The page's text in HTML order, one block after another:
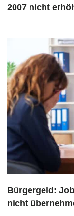
2007 nicht
Bürgergeld:
nicht